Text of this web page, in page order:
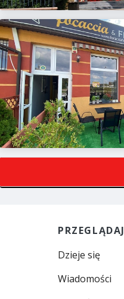
PRZEGLĄDAJ
Dzieje się
Wiadomości